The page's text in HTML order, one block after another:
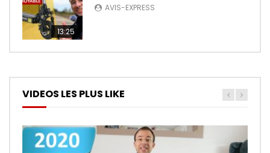
13:25
AVIS-EXPRESS
VIDEOS LES PLUS LIKE